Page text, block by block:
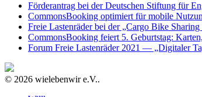
Förderantrag bei der Deutschen Stiftung für
CommonsBooking optimiert für mobile
Freie Lastenräder bei der „Cargo Bike
CommonsBooking feiert 5. Geburtstag:
Forum Freie Lastenräder 2021 — „Digitaler
© 2026 wielebenwir e.V..